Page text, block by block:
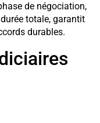
de négociation,
totale, garantit
durables.